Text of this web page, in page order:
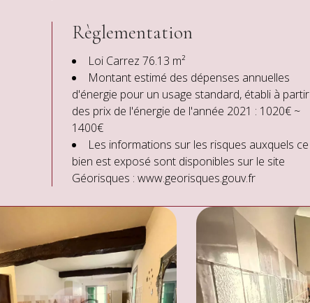
Règlementation
Loi Carrez 76.13 m²
Montant estimé des dépenses annuelles
d'énergie pour un usage standard, établi à partir
des prix de l'énergie de l'année 2021 : 1020€ ~
1400€
Les informations sur les risques auxquels ce
bien est exposé sont disponibles sur le site
Géorisques : www.georisques.gouv.fr